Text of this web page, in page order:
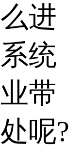
进
统
带
呢?